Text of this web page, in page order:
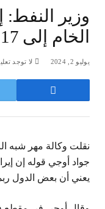
وزير النفط:
الخام إلى 17 دولة
يوليو 2, 2024 لا توجد
نقلت وكالة مهر شبه
يعني أن بعض الدول